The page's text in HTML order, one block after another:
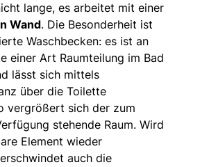
lange, es arbeitet mit einer
Wand. Die Besonderheit ist
Waschbecken: es ist an
einer Art Raumteilung im Bad
lässt sich mittels
über die Toilette
vergrößert sich der zum
stehende Raum. Wird
Element wieder
auch die